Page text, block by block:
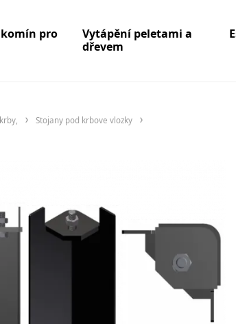
pro
Vytápění peletami a
dřevem
Stojany pod krbove vlozky